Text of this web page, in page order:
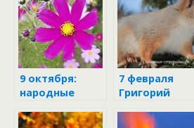
9 октября:
народные
поверья
7 февраля
Григорий